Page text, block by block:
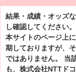
結果・成績・オッズ
し確認してください。
本サイトのページ上
期しておりますが、
ではありません。 当
も、株式会社NTTド